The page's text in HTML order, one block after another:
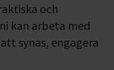
och
kan arbeta med
synas, engagera